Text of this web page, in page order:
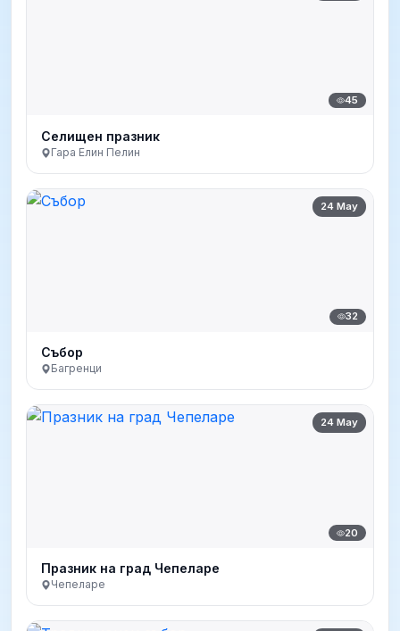
45
Селищен празник
Гара Елин Пелин
24 May
32
Събор
Багренци
24 May
20
Празник на град Чепеларе
Чепеларе